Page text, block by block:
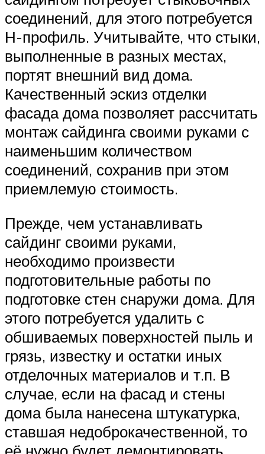
соединений, для этого потребуется
Н-профиль. Учитывайте, что стыки,
выполненные в разных местах,
портят внешний вид дома.
Качественный эскиз отделки
фасада дома позволяет рассчитать
монтаж сайдинга своими руками с
наименьшим количеством
соединений, сохранив при этом
приемлемую стоимость.
Прежде, чем устанавливать
сайдинг своими руками,
необходимо произвести
подготовительные работы по
подготовке стен снаружи дома. Для
этого потребуется удалить с
обшиваемых поверхностей пыль и
грязь, известку и остатки иных
отделочных материалов и т.п. В
случае, если на фасад и стены
дома была нанесена штукатурка,
ставшая недоброкачественной, то